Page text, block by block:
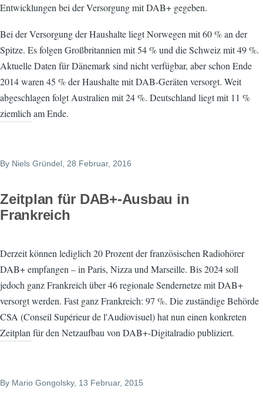
Entwicklungen bei der Versorgung mit DAB+ gegeben.
Bei der Versorgung der Haushalte liegt Norwegen mit 60 % an der
Spitze. Es folgen Großbritannien mit 54 % und die Schweiz mit 49 %.
Aktuelle Daten für Dänemark sind nicht verfügbar, aber schon Ende
2014 waren 45 % der Haushalte mit DAB-Geräten versorgt. Weit
abgeschlagen folgt Australien mit 24 %. Deutschland liegt mit 11 %
ziemlich am Ende.
By Niels Gründel , 28 Februar, 2016
Zeitplan für DAB+-Ausbau in
Frankreich
Derzeit können lediglich 20 Prozent der französischen Radiohörer
DAB+ empfangen – in Paris, Nizza und Marseille. Bis 2024 soll
jedoch ganz Frankreich über 46 regionale Sendernetze mit DAB+
versorgt werden. Fast ganz Frankreich: 97 %. Die zuständige Behörde
CSA (Conseil Supérieur de l'Audiovisuel) hat nun einen konkreten
Zeitplan für den Netzaufbau von DAB+-Digitalradio publiziert.
By Mario Gongolsky, 13 Februar, 2015